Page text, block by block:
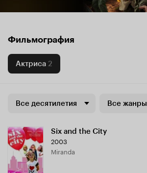
Фильмография
Актриса 2
Все десятилетия Все жанры
Six and the City
2003
Miranda